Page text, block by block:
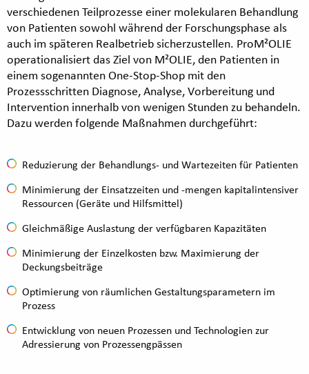
verschiedenen Teilprozesse einer molekularen Behandlung
von Patienten sowohl während der Forschungsphase als
auch im späteren Realbetrieb sicherzustellen. ProM²OLIE
operationalisiert das Ziel von M²OLIE, den Patienten in
einem sogenannten One-Stop-Shop mit den
Prozessschritten Diagnose, Analyse, Vorbereitung und
Intervention innerhalb von wenigen Stunden zu behandeln.
Dazu werden folgende Maßnahmen durchgeführt:
Reduzierung der Behandlungs- und Wartezeiten für Patienten
Minimierung der Einsatzzeiten und -mengen kapitalintensiver
Ressourcen (Geräte und Hilfsmittel)
Gleichmäßige Auslastung der verfügbaren Kapazitäten
Minimierung der Einzelkosten bzw. Maximierung der
Deckungsbeiträge
Optimierung von räumlichen Gestaltungsparametern im
Prozess
Entwicklung von neuen Prozessen und Technologien zur
Adressierung von Prozessengpässen